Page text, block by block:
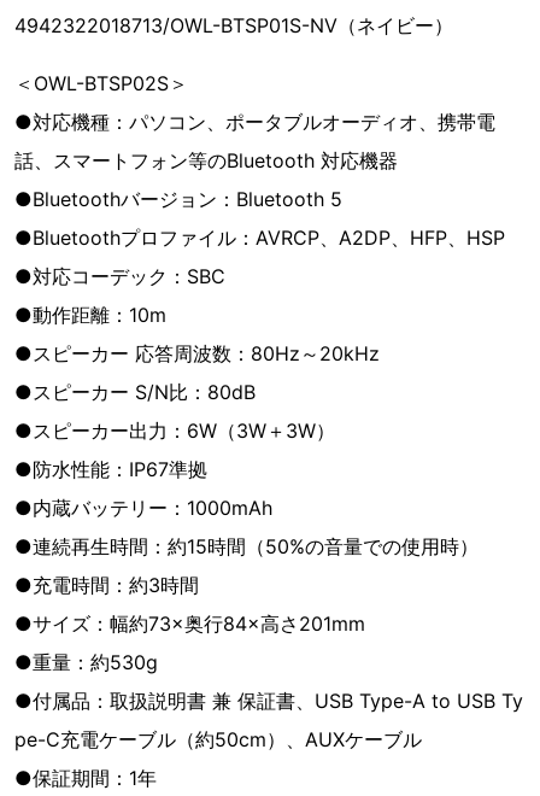
4942322018713/OWL-BTSP01S-NV（ネイビー）
＜OWL-BTSP02S＞
●対応機種：パソコン、ポータブルオーディオ、携帯電
話、スマートフォン等のBluetooth 対応機器
●Bluetoothバージョン：Bluetooth 5
●Bluetoothプロファイル：AVRCP、A2DP、HFP、HSP
●対応コーデック：SBC
●動作距離：10m
●スピーカー 応答周波数：80Hz～20kHz
●スピーカー S/N比：80dB
●スピーカー出力：6W（3W＋3W）
●防水性能：IP67準拠
●内蔵バッテリー：1000mAh
●連続再生時間：約15時間（50%の音量での使用時）
●充電時間：約3時間
●サイズ：幅約73×奥行84×高さ201mm
●重量：約530g
●付属品：取扱説明書 兼 保証書、USB Type-A to USB Ty
pe-C充電ケーブル（約50cm）、AUXケーブル
●保証期間：1年